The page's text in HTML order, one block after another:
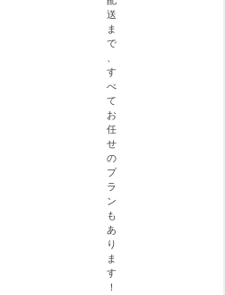
送
ま
で
、
す
べ
て
お
任
せ
の
プ
ラ
ン
も
あ
り
ま
す
！